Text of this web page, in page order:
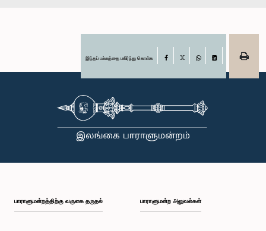
இந்தப் பக்கத்தை பகிர்ந்து கொள்க Facebook
பாராளுமன்றத்திற்கு வருகை தருதல் பாராளுமன்ற அலுவல்கள்